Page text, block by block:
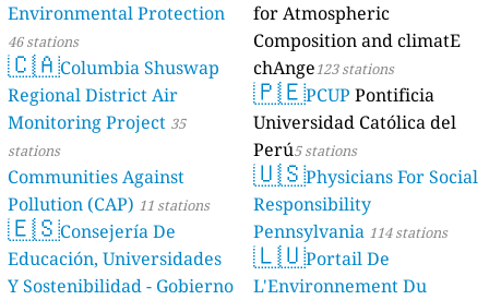
Environmental Protection
46 stations
🇨🇦Columbia Shuswap
Regional District Air
Monitoring Project 35
stations
Communities Against
Pollution (CAP) 11 stations
🇪🇸Consejería De
Educación, Universidades
Y Sostenibilidad - Gobierno
for Atmospheric
Composition and climatE
chAnge123 stations
🇵🇪PCUP Pontificia
Universidad Católica del
Perú5 stations
🇺🇸Physicians For Social
Responsibility
Pennsylvania 114 stations
🇱🇺Portail De
L'Environnement Du